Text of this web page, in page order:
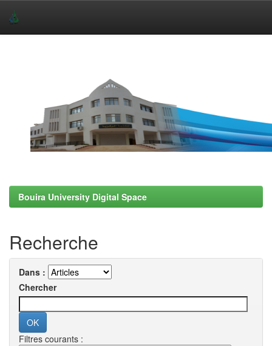
Bouira University Digital Space
Recherche
Dans :
Chercher
Filtres courants :